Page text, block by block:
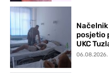
Načelnik
posjetio
UKC
06.08.2026.